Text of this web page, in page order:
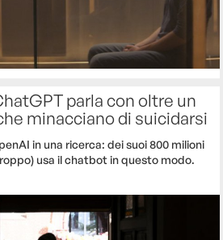
parla con oltre un
minacciano di suicidarsi
in una ricerca: dei suoi 800 milioni
usa il chatbot in questo modo.